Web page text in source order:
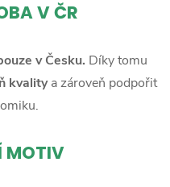
V ČR
v Česku. Díky tomu
kvalitya zároveň podpořit
MOTIV